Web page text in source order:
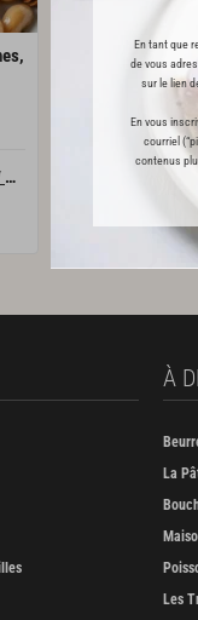
En tant que
de vous
sur le lien
En vous
courriel
contenus
d'agneau
À
La
Les